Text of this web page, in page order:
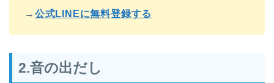
→ 公式LINEに無料登録する
2.音の出だし